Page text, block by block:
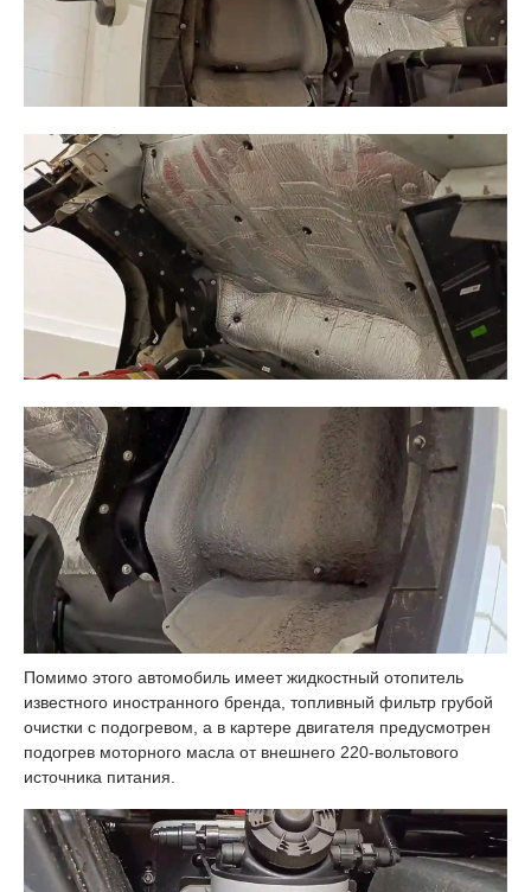
Помимо этого автомобиль имеет жидкостный отопитель
известного иностранного бренда, топливный фильтр грубой
очистки с подогревом, а в картере двигателя предусмотрен
подогрев моторного масла от внешнего 220-вольтового
источника питания.